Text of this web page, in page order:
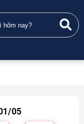
05